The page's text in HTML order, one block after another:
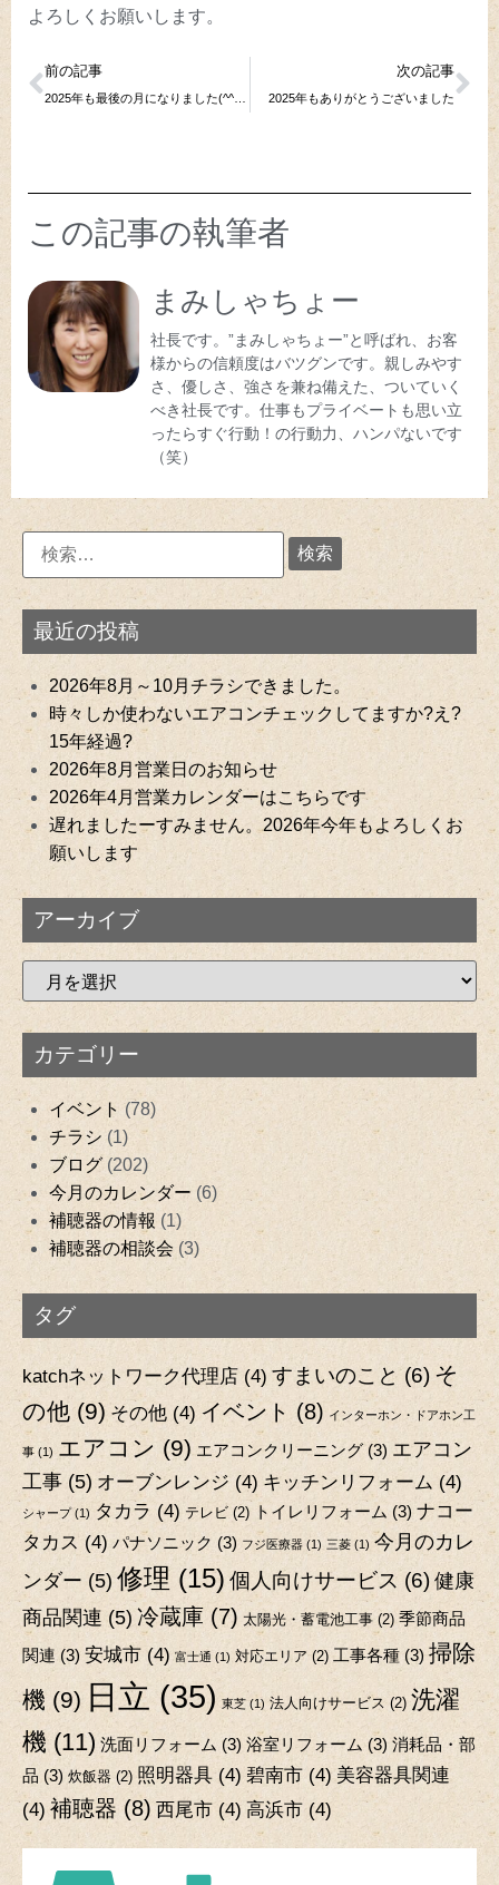
よろしくお願いします。
前の記事 次の記事
2025年もありがとうございました
この記事の執筆者
まみしゃちょー
社長です。”まみしゃちょー”と呼ばれ、お客
様からの信頼度はバツグンです。親しみやす
さ、優しさ、強さを兼ね備えた、ついていく
べき社長です。仕事もプライベートも思い立
ったらすぐ行動！の行動力、ハンパないです
（笑）
最近の投稿
2026年8月～10月チラシできました。
時々しか使わないエアコンチェックしてますか?え?
15年経過?
2026年8月営業日のお知らせ
2026年4月営業カレンダーはこちらです
遅れましたーすみません。2026年今年もよろしくお
願いします
アーカイブ
カテゴリー
イベント (78)
チラシ (1)
ブログ (202)
今月のカレンダー (6)
補聴器の情報 (1)
補聴器の相談会 (3)
タグ
katchネットワーク代理店 (4) すまいのこと (6) そ
の他 (9) その他 (4) イベント (8) インターホン・ドアホン工
事 (1) エアコン (9) エアコンクリーニング(3) エアコン
工事 (5) オーブンレンジ (4) キッチンリフォーム (4)
シャープ(1) タカラ (4) テレビ (2) トイレリフォーム (3) ナコー
タカス (4) パナソニック (3) フジ医療器 (1) 三菱 (1) 今月のカレ
ンダー (5) 修理 (15) 個人向けサービス (6) 健康
商品関連 (5) 冷蔵庫 (7) 太陽光・蓄電池工事 (2) 季節商品
関連 (3) 安城市 (4) 富士通 (1) 対応エリア (2) 工事各種 (3) 掃除
機 (9) 日立 (35) 東芝 (1) 法人向けサービス (2) 洗濯
機 (11) 洗面リフォーム (3) 浴室リフォーム (3) 消耗品・部
品 (3) 炊飯器 (2) 照明器具(4) 碧南市 (4) 美容器具関連
(4) 補聴器 (8) 西尾市 (4) 高浜市 (4)